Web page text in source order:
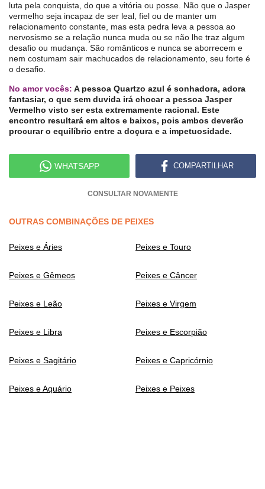
luta pela conquista, do que a vitória ou posse. Não que o Jasper
vermelho seja incapaz de ser leal, fiel ou de manter um
relacionamento constante, mas esta pedra leva a pessoa ao
nervosismo se a relação nunca muda ou se não lhe traz algum
desafio ou mudança. São românticos e nunca se aborrecem e
nem costumam sair machucados de relacionamento, seu forte é
o desafio.
No amor vocês: A pessoa Quartzo azul é sonhadora, adora
fantasiar, o que sem duvida irá chocar a pessoa Jasper
Vermelho visto ser esta extremamente racional. Este
encontro resultará em altos e baixos, pois ambos deverão
procurar o equilíbrio entre a doçura e a impetuosidade.
WHATSAPP COMPARTILHAR
CONSULTAR NOVAMENTE
OUTRAS COMBINAÇÕES DE PEIXES
Peixes e Áries Peixes e Touro
Peixes e Gêmeos Peixes e Câncer
Peixes e Leão Peixes e Virgem
Peixes e Libra Peixes e Escorpião
Peixes e Sagitário Peixes e Capricórnio
Peixes e Aquário Peixes e Peixes